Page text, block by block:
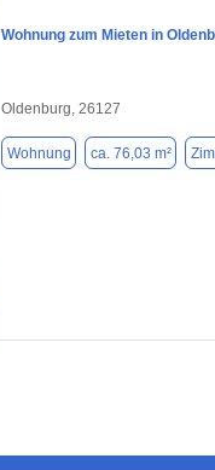
Wohnung zum Mieten in
Oldenburg, 26127
Wohnung ca. 76,03 m²